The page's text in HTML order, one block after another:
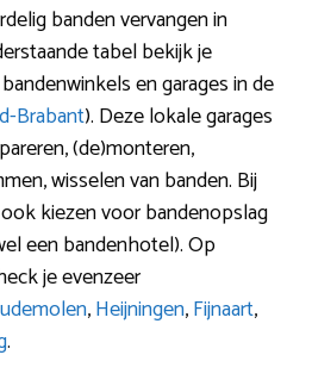
banden vervangen in
tabel bekijk je
en garages in de
Brabant). Deze lokale garages
(de)monteren,
wisselen van banden. Bij
kiezen voor bandenopslag
een bandenhotel). Op
je evenzeer
,Heijningen,Fijnaart,
.